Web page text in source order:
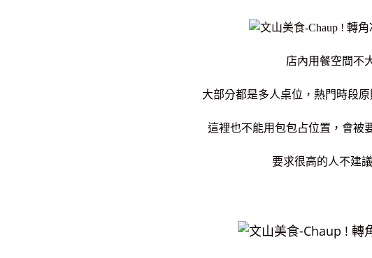
店內用餐空間不
大部分都是多人桌位，熱門時段原
這裡也不能用包包占位置，會被
要求很高的人不建